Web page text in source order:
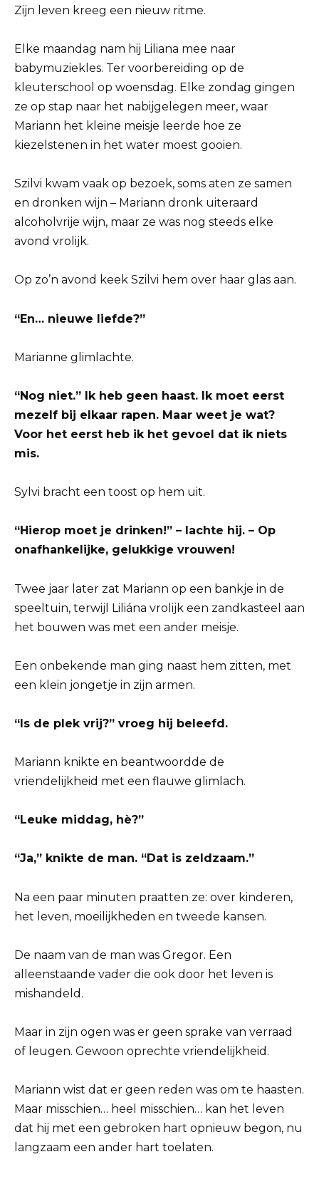
Zijn leven kreeg een nieuw ritme.
Elke maandag nam hij Liliana mee naar
babymuziekles. Ter voorbereiding op de
kleuterschool op woensdag. Elke zondag gingen
ze op stap naar het nabijgelegen meer, waar
Mariann het kleine meisje leerde hoe ze
kiezelstenen in het water moest gooien.
Szilvi kwam vaak op bezoek, soms aten ze samen
en dronken wijn – Mariann dronk uiteraard
alcoholvrije wijn, maar ze was nog steeds elke
avond vrolijk.
Op zo’n avond keek Szilvi hem over haar glas aan.
“En… nieuwe liefde?”
Marianne glimlachte.
“Nog niet.” Ik heb geen haast. Ik moet eerst
mezelf bij elkaar rapen. Maar weet je wat?
Voor het eerst heb ik het gevoel dat ik niets
mis.
Sylvi bracht een toost op hem uit.
“Hierop moet je drinken!” – lachte hij. – Op
onafhankelijke, gelukkige vrouwen!
Twee jaar later zat Mariann op een bankje in de
speeltuin, terwijl Liliána vrolijk een zandkasteel aan
het bouwen was met een ander meisje.
Een onbekende man ging naast hem zitten, met
een klein jongetje in zijn armen.
“Is de plek vrij?” vroeg hij beleefd.
Mariann knikte en beantwoordde de
vriendelijkheid met een flauwe glimlach.
“Leuke middag, hè?”
“Ja,” knikte de man. “Dat is zeldzaam.”
Na een paar minuten praatten ze: over kinderen,
het leven, moeilijkheden en tweede kansen.
De naam van de man was Gregor. Een
alleenstaande vader die ook door het leven is
mishandeld.
Maar in zijn ogen was er geen sprake van verraad
of leugen. Gewoon oprechte vriendelijkheid.
Mariann wist dat er geen reden was om te haasten.
Maar misschien… heel misschien… kan het leven
dat hij met een gebroken hart opnieuw begon, nu
langzaam een ​​ander hart toelaten.